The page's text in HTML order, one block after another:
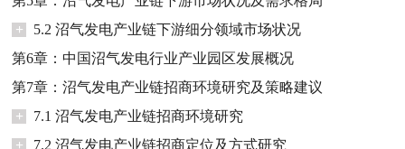
+
5.2 沼气发电产业链下游细分领域市场状况
第6章：中国沼气发电行业产业园区发展概况
第7章：沼气发电产业链招商环境研究及策略建议
+
7.1 沼气发电产业链招商环境研究
+
7.2 沼气发电产业链招商定位及方式研究